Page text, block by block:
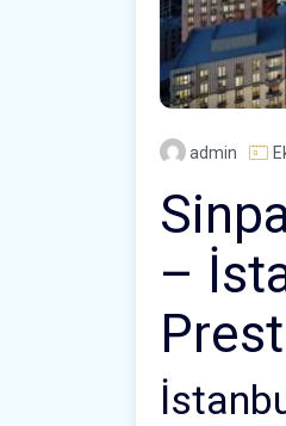
admin
–